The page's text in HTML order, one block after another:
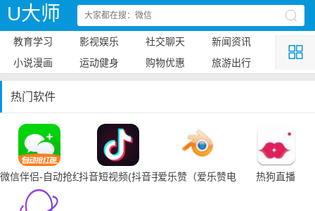
U大师
教育学习 影视娱乐 社交聊天
新闻资讯
小说漫画
运动健身 购物优惠 旅游出行
热门软件
微信伴侣-自动抢红包抖音短视频(抖音手机下载)爱乐赞（爱乐赞电脑手机下载）
热狗直播